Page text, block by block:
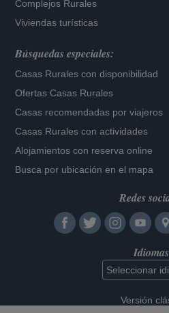
Complejos Rurales
Viviendas turísticas
Búsquedas especiales:
Casas Rurales con disponibilidad
Ofertas Casas Rurales
Casas recomendadas por viajeros
Casas Rurales con actividades
Alojamientos con reserva online
Busca por ubicación en el mapa
Redes
Versión